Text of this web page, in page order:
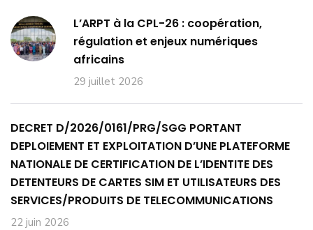
L’ARPT à la CPL-26 : coopération,
régulation et enjeux numériques
africains
29 juillet 2026
DECRET D/2026/0161/PRG/SGG PORTANT
DEPLOIEMENT ET EXPLOITATION D’UNE PLATEFORME
NATIONALE DE CERTIFICATION DE L’IDENTITE DES
DETENTEURS DE CARTES SIM ET UTILISATEURS DES
SERVICES/PRODUITS DE TELECOMMUNICATIONS
22 juin 2026